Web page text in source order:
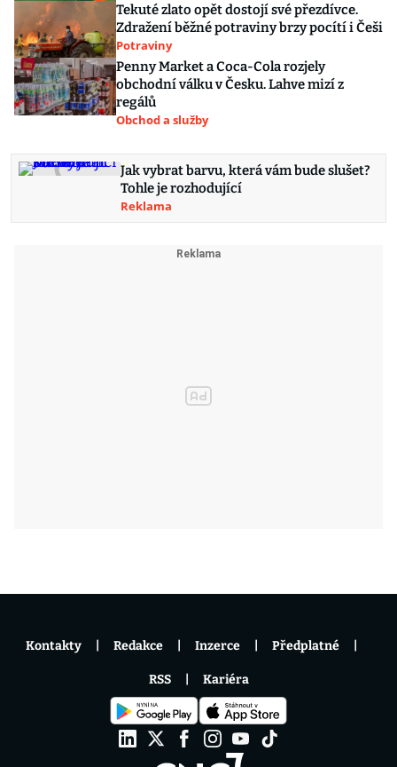
Tekuté zlato opět dostojí své přezdívce.
Zdražení běžné potraviny brzy pocítí i Češi
Potraviny
Penny Market a Coca-Cola rozjely
obchodní válku v Česku. Lahve mizí z
regálů
Obchod a služby
Jak vybrat barvu, která vám bude slušet?
Tohle je rozhodující
Reklama
Kontakty Redakce Inzerce Předplatné
RSS Kariéra